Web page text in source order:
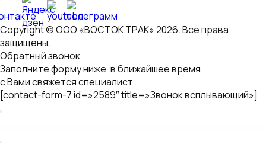
Copyright © ООО «ВОСТОК ТРАК» 2026. Все права
защищены.
Обратный звонок
Заполните форму ниже, в ближайшее время
с Вами свяжется специалист
[contact-form-7 id=»2589″ title=»Звонок всплывающий»]